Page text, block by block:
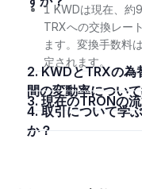
1 KWDは現在、約
TRXへの交換レー
ます。変換手数料
定されます。
2. KWDとTRXの為替レートにおける、過去24時
間の変動率につい
3. 現在のTRONの
4. 取引について学ぶための資料はどこにあります
か？